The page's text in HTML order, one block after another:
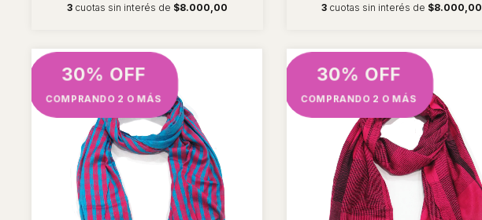
3 cuotas sin interés de $8.000,00 3 cuotas sin interés de $8.000,00
30% OFF
COMPRANDO 2 O MÁS
30% OFF
COMPRANDO 2 O MÁS